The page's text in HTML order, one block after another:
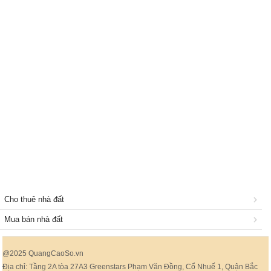
Cho thuê nhà đất
Mua bán nhà đất
@2025 QuangCaoSo.vn
Địa chỉ: Tầng 2A tòa 27A3 Greenstars Phạm Văn Đồng, Cổ Nhuế 1, Quận Bắc